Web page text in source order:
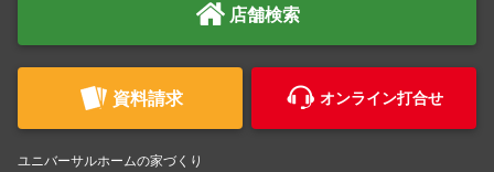
店舗検索
資料請求 オンライン打合せ
ユニバーサルホームの家づくり